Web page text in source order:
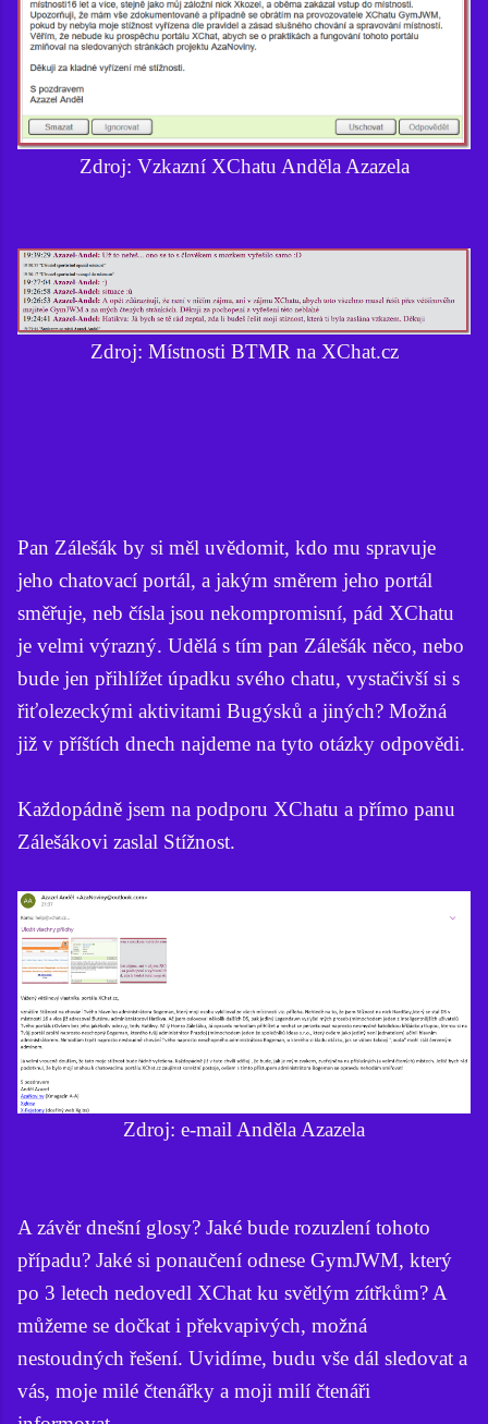
Zdroj: Vzkazní XChatu Anděla Azazela
Zdroj: Místnosti BTMR na XChat.cz
Pan Zálešák by si měl uvědomit, kdo mu spravuje
jeho chatovací portál, a jakým směrem jeho portál
směřuje, neb čísla jsou nekompromisní, pád XChatu
je velmi výrazný. Udělá s tím pan Zálešák něco, nebo
bude jen přihlížet úpadku svého chatu, vystačivší si s
řiťolezeckými aktivitami Bugýsků a jiných? Možná
již v příštích dnech najdeme na tyto otázky odpovědi.
Každopádně jsem na podporu XChatu a přímo panu
Zálešákovi zaslal Stížnost.
Zdroj: e-mail Anděla Azazela
A závěr dnešní glosy? Jaké bude rozuzlení tohoto
případu? Jaké si ponaučení odnese GymJWM, který
po 3 letech nedovedl XChat ku světlým zítřkům? A
můžeme se dočkat i překvapivých, možná
nestoudných řešení. Uvidíme, budu vše dál sledovat a
vás, moje milé čtenářky a moji milí čtenáři